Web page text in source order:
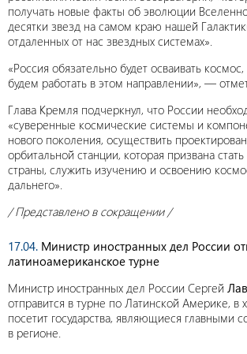
получать новые факты об эволюции
десятки звезд на самом краю нашей
отдаленных от нас звездных системах».
«Россия обязательно будет осваивать
будем работать в этом направлении», —
Глава Кремля подчеркнул, что России
«суверенные космические системы и
нового поколения, осуществить
орбитальной станции, которая призвана
страны, служить изучению и освоению
дальнего».
/ Представлено в сокращении /
17.04. Министр иностранных дел России
латиноамериканское турне
Министр иностранных дел России Сергей
отправится в турне по Латинской Америке, в
посетит государства, являющиеся главными
в регионе.